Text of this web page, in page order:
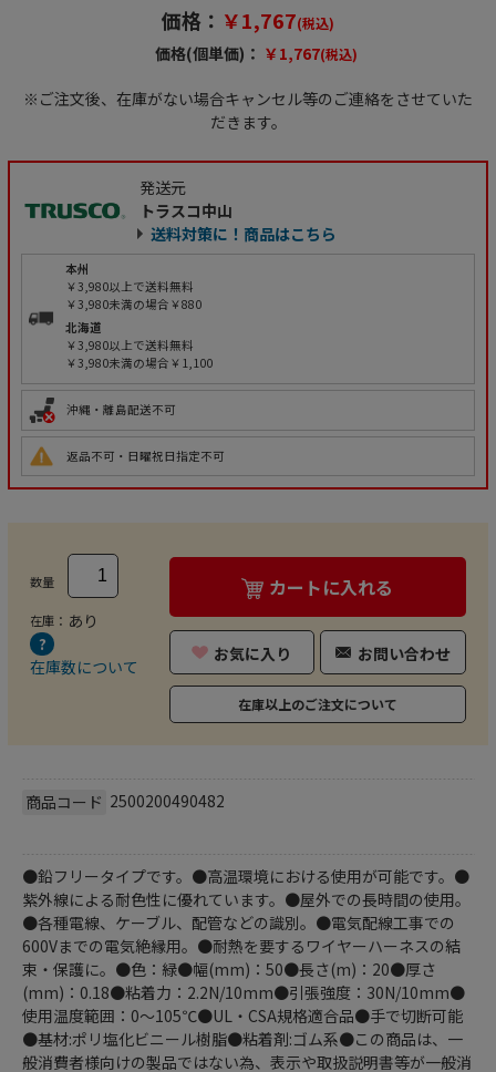
価格： ￥1,767(税込)
価格(個単価)： ￥1,767(税込)
※ご注文後、在庫がない場合キャンセル等のご連絡をさせていた
だきます。
発送元
トラスコ中山
送料対策に！商品はこちら
本州
￥3,980以上で送料無料
￥3,980未満の場合￥880
北海道
￥3,980以上で送料無料
￥3,980未満の場合￥1,100
沖縄・離島配送不可
返品不可・日曜祝日指定不可
数量
在庫： あり
在庫数について
カートに入れる
お気に入り お問い合わせ
在庫以上のご注文について
商品コード 2500200490482
●鉛フリータイプです。●高温環境における使用が可能です。●
紫外線による耐色性に優れています。●屋外での長時間の使用。
●各種電線、ケーブル、配管などの識別。●電気配線工事での
600Vまでの電気絶縁用。●耐熱を要するワイヤーハーネスの結
束・保護に。●色：緑●幅(mm)：50●長さ(m)：20●厚さ
(mm)：0.18●粘着力：2.2N/10mm●引張強度：30N/10mm●
使用温度範囲：0～105℃●UL・CSA規格適合品●手で切断可能
●基材:ポリ塩化ビニール樹脂●粘着剤:ゴム系●この商品は、一
般消費者様向けの製品ではない為、表示や取扱説明書等が一般消